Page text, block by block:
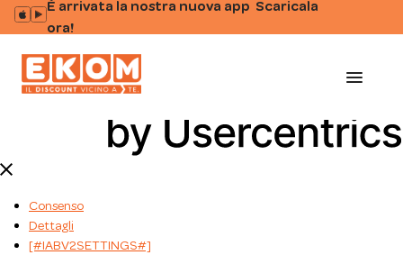
Consenso
Dettagli
[#IABV2SETTINGS#]
È arrivata la nostra nuova app Scaricala
ora!
menu